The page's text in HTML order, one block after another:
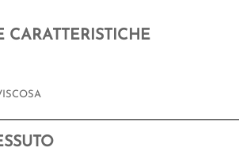
CARATTERISTICHE